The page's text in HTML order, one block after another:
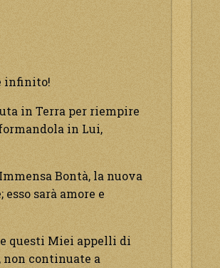
infinito!
in Terra per riempire
in Lui,
Bontà, la nuova
sarà amore e
questi Miei appelli di
non continuate a